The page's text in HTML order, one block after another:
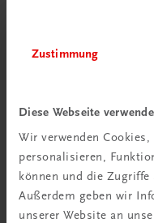
Zustimmung
Diese Webseite
Wir verwenden
personalisieren,
können und die Zugriffe
Außerdem geben wir
unserer Website an